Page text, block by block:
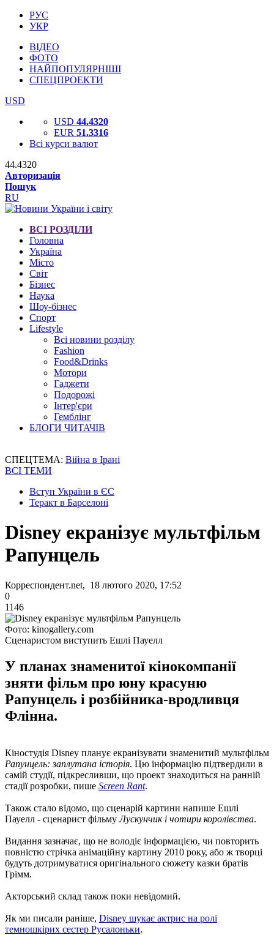
РУС
УКР
ВІДЕО
ФОТО
НАЙПОПУЛЯРНІШІ
СПЕЦПРОЕКТИ
USD
USD 44.4320
EUR 51.3316
Всі курси валют
44.4320
Авторизація
Пошук
RU
ВСІ РОЗДІЛИ
Головна
Україна
Місто
Світ
Бізнес
Наука
Шоу-бізнес
Спорт
Lifestyle
Всі новини розділу
Fashion
Food&Drinks
Мотори
Гаджети
Подорожі
Інтер'єри
Гемблінг
БЛОГИ ЧИТАЧІВ
СПЕЦТЕМА: Війна в Ірані
ВСІ ТЕМИ
Вступ України в ЄС
Теракт в Барселоні
Disney екранізує мультфільм
Рапунцель
Корреспондент.net, 18 лютого 2020, 17:52
0
1146
Фото: kinogallery.com
Сценаристом виступить Ешлі Пауелл
У планах знаменитої кінокомпанії
зняти фільм про юну красуню
Рапунцель і розбійника-вродливця
Флінна.
Кіностудія Disney планує екранізувати знаменитий мультфільм
Рапунцель: заплутана історія. Цю інформацію підтвердили в
самій студії, підкресливши, що проект знаходиться на ранній
стадії розробки, пише Screen Rant.
Також стало відомо, що сценарій картини напише Ешлі
Пауелл - сценарист фільмуЛускунчик і чотири королівства.
Видання зазначає, що не володіє інформацією, чи повторить
повністю стрічка анімаційну картину 2010 року, або ж творці
будуть дотримуватися оригінального сюжету казки братів
Грімм.
Акторський склад також поки невідомий.
Як ми писали раніше, Disney шукає актрис на ролі
темношкірих сестер Русалоньки.